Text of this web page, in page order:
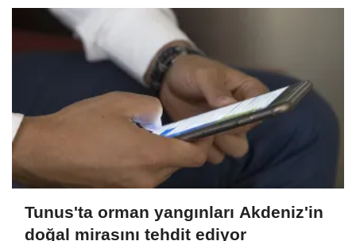
yakalandı
Tunus'ta orman yangınları Akdeniz'in
doğal mirasını tehdit ediyor